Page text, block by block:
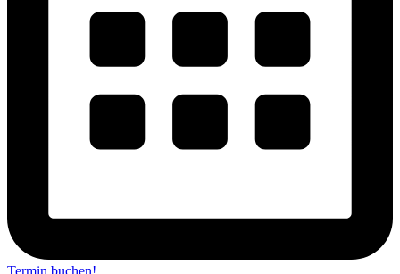
Termin buchen!